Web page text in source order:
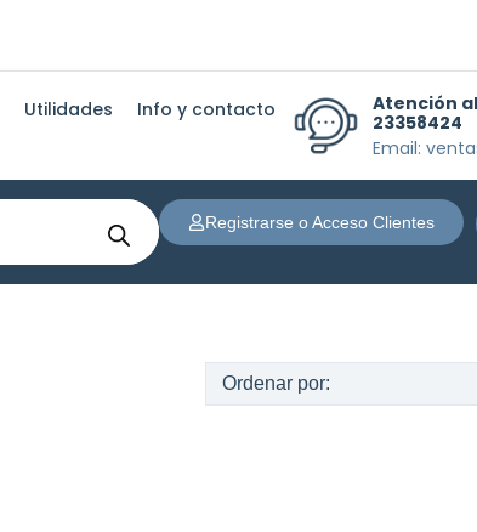
Utilidades Info y contacto Atención
23358424
Email:
Registrarse o Acceso Clientes